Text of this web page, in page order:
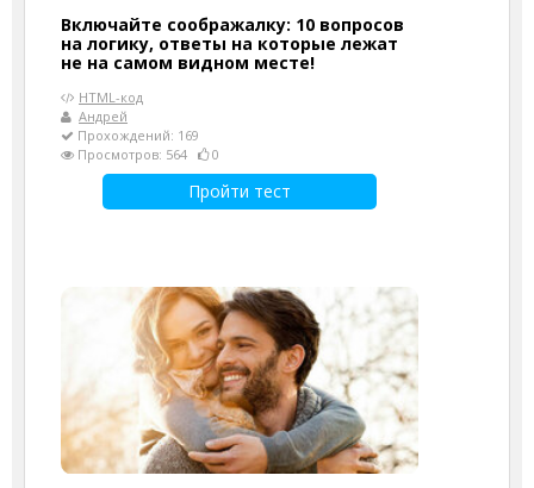
Включайте соображалку: 10 вопросов
на логику, ответы на которые лежат
не на самом видном месте!
HTML-код
Андрей
Прохождений: 169
Просмотров: 564
0
Пройти тест